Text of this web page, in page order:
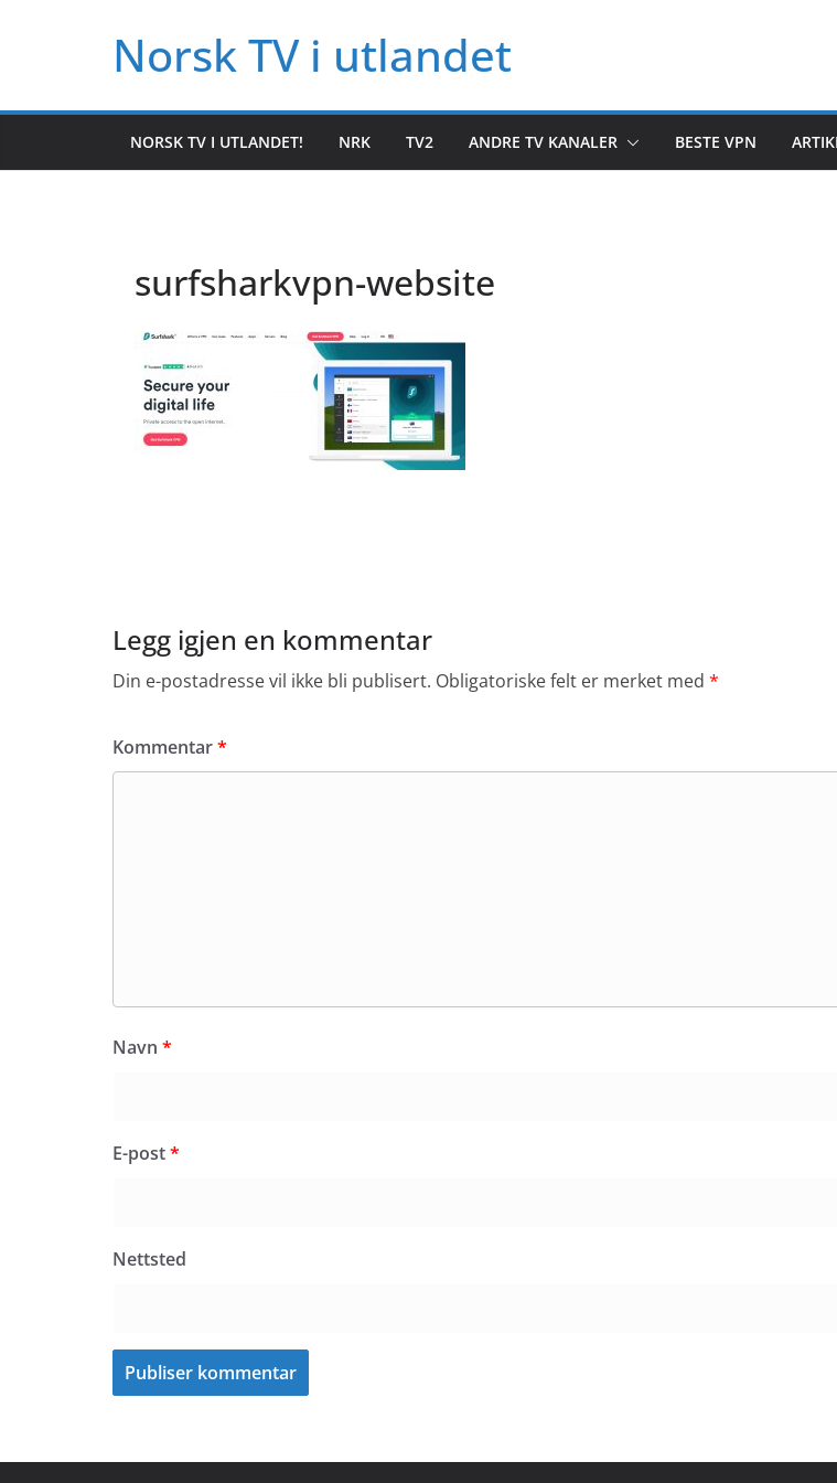
Norsk TV i utlandet
NORSK TV I UTLANDET! NRK TV2 ANDRE TV KANALER BESTE VPN
surfsharkvpn-website
Legg igjen en kommentar
Din e-postadresse vil ikke bli publisert. Obligatoriske felt er merket med *
Kommentar*
Navn *
E-post*
Nettsted